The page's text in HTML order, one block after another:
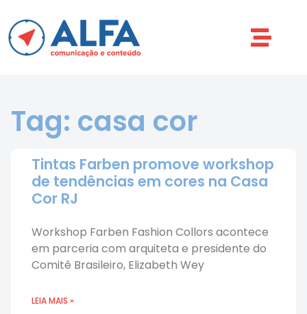
Tag: casa cor
Tintas Farben promove workshop
de tendências em cores na Casa
Cor RJ
Workshop Farben Fashion Collors acontece
em parceria com arquiteta e presidente do
Comitê Brasileiro, Elizabeth Wey
LEIA MAIS »